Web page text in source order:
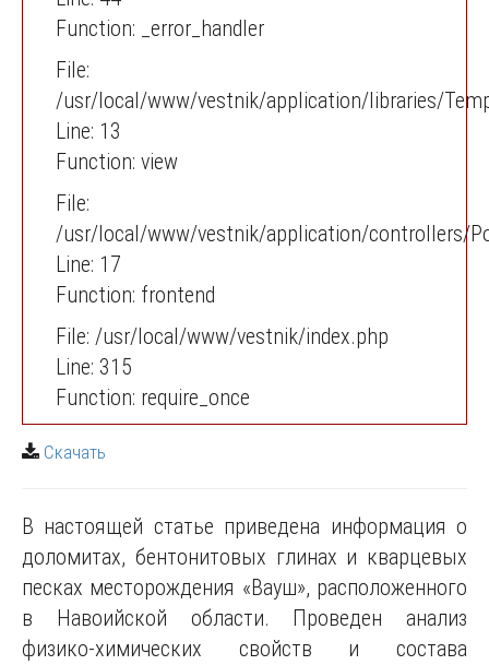
Function: _error_handler
File:
/usr/local/www/vestnik/application/libraries/
Line: 13
Function: view
File:
/usr/local/www/vestnik/application/controllers/
Line: 17
Function: frontend
File: /usr/local/www/vestnik/index.php
Line: 315
Function: require_once
Скачать
В настоящей статье приведена информация о
доломитах, бентонитовых глинах и кварцевых
песках месторождения «Вауш», расположенного
в Навоийской области. Проведен анализ
физико-химических свойств и состава